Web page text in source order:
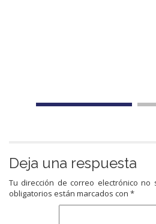
Deja una respuesta
Tu dirección de correo electrónico no
obligatorios están marcados con *